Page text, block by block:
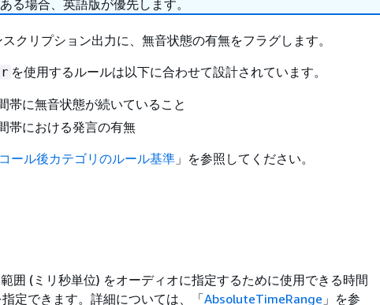
る場合、英語版が優先します。
クリプション出力に、無音状態の有無をフラグします。
を使用するルールは以下に合わせて設計されています。
帯に無音状態が続いていること
帯における発言の有無
ール後カテゴリのルール基準 」を参照してください。
囲 (ミリ秒単位) をオーディオに指定するために使用できる時間
定できます。詳細については、「AbsoluteTimeRange 」を参